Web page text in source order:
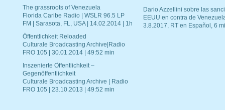
The grassroots of Venezuela
Florida Caribe Radio | WSLR 96.5 LP
FM | Sarasota, FL, USA | 14.02.2014 | 1h
Öffentlichkeit Reloaded
Culturale Broadcasting Archive|Radio
FRO 105 | 30.01.2014 | 49:52 min
Inszenierte Öffentlichkeit –
Gegenöffentlichkeit
Culturale Broadcasting Archive | Radio
FRO 105 | 23.10.2013 | 49:52 min
Dario Azzellini sobre las
EEUU en contra de
3.8.2017, RT en Español, 6